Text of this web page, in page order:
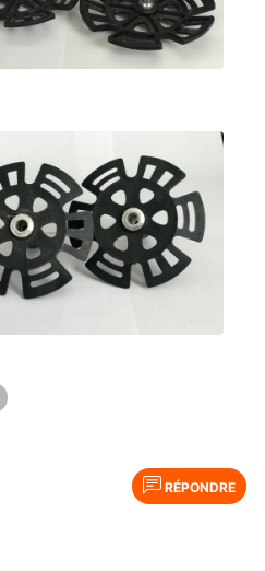
RÉPONDRE